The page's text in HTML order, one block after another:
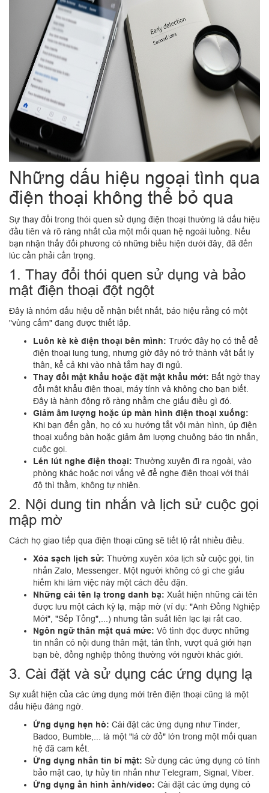
Những dấu hiệu ngoại tình qua
điện thoại không thể bỏ qua
Sự thay đổi trong thói quen sử dụng điện thoại thường là dấu hiệu
đầu tiên và rõ ràng nhất của một mối quan hệ ngoài luồng. Nếu
bạn nhận thấy đối phương có những biểu hiện dưới đây, đã đến
lúc cần phải cẩn trọng.
1. Thay đổi thói quen sử dụng và bảo
mật điện thoại đột ngột
Đây là nhóm dấu hiệu dễ nhận biết nhất, báo hiệu rằng có một
"vùng cấm" đang được thiết lập.
Luôn kè kè điện thoại bên mình: Trước đây họ có thể để
điện thoại lung tung, nhưng giờ đây nó trở thành vật bất ly
thân, kể cả khi vào nhà tắm hay đi ngủ.
Thay đổi mật khẩu hoặc đặt mật khẩu mới: Bất ngờ thay
đổi mật khẩu điện thoại, máy tính và không cho bạn biết.
Đây là hành động rõ ràng nhằm che giấu điều gì đó.
Giảm âm lượng hoặc úp màn hình điện thoại xuống:
Khi bạn đến gần, họ có xu hướng tắt vội màn hình, úp điện
thoại xuống bàn hoặc giảm âm lượng chuông báo tin nhắn,
cuộc gọi.
Lén lút nghe điện thoại: Thường xuyên đi ra ngoài, vào
phòng khác hoặc nơi vắng vẻ để nghe điện thoại với thái
độ thì thầm, không tự nhiên.
2. Nội dung tin nhắn và lịch sử cuộc gọi
mập mờ
Cách họ giao tiếp qua điện thoại cũng sẽ tiết lộ rất nhiều điều.
Xóa sạch lịch sử: Thường xuyên xóa lịch sử cuộc gọi, tin
nhắn Zalo, Messenger. Một người không có gì che giấu
hiếm khi làm việc này một cách đều đặn.
Những cái tên lạ trong danh bạ: Xuất hiện những cái tên
được lưu một cách kỳ lạ, mập mờ (ví dụ: "Anh Đồng Nghiệp
Mới", "Sếp Tổng",...) nhưng tần suất liên lạc lại rất cao.
Ngôn ngữ thân mật quá mức: Vô tình đọc được những
tin nhắn có nội dung thân mật, tán tỉnh, vượt quá giới hạn
bạn bè, đồng nghiệp thông thường với người khác giới.
3. Cài đặt và sử dụng các ứng dụng lạ
Sự xuất hiện của các ứng dụng mới trên điện thoại cũng là một
dấu hiệu đáng ngờ.
Ứng dụng hẹn hò: Cài đặt các ứng dụng như Tinder,
Badoo, Bumble,... là một "lá cờ đỏ" lớn trong một mối quan
hệ đã cam kết.
Ứng dụng nhắn tin bí mật: Sử dụng các ứng dụng có tính
bảo mật cao, tự hủy tin nhắn như Telegram, Signal, Viber.
Ứng dụng ẩn hình ảnh/video: Cài đặt các ứng dụng có